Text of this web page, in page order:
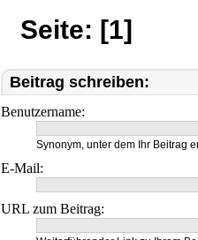
Seite: [1]
Beitrag schreiben:
Benutzername:
Synonym, unter dem Ihr Beitrag
E-Mail:
URL zum Beitrag: